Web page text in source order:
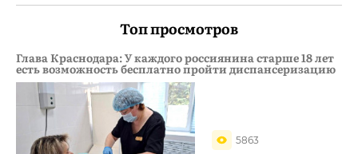
Топ просмотров
Глава Краснодара: У каждого россиянина старше 18 лет
есть возможность бесплатно пройти диспансеризацию
5863